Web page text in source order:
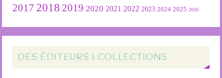
2017 2018 2019 2020 2021 2022 2023 2024 2025 2026
DES ÉDITEURS & COLLECTIONS